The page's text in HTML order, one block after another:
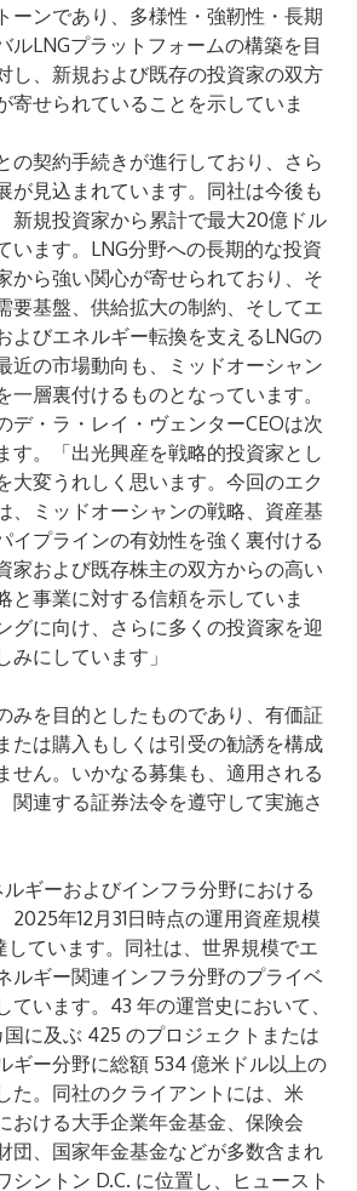
ーンであり、多様性・強靭性・長期
ルLNGプラットフォームの構築を目
し、新規および既存の投資家の双方
寄せられていることを示していま
の契約手続きが進行しており、さら
が見込まれています。同社は今後も
新規投資家から累計で最大20億ドル
います。LNG分野への長期的な投資
から強い関心が寄せられており、そ
要基盤、供給拡大の制約、そしてエ
よびエネルギー転換を支えるLNGの
近の市場動向も、ミッドオーシャン
一層裏付けるものとなっています。
デ・ラ・レイ・ヴェンターCEOは次
す。「出光興産を戦略的投資家とし
大変うれしく思います。今回のエク
、ミッドオーシャンの戦略、資産基
イプラインの有効性を強く裏付ける
家および既存株主の双方からの高い
と事業に対する信頼を示していま
グに向け、さらに多くの投資家を迎
みにしています」
みを目的としたものであり、有価証
たは購入もしくは引受の勧誘を構成
せん。いかなる募集も、適用される
関連する証券法令を遵守して実施さ
ギーおよびインフラ分野における
2025年12月31日時点の運用資産規模
ています。同社は、世界規模でエ
ルギー関連インフラ分野のプライベ
ています。43 年の運営史において、
に及ぶ 425 のプロジェクトまたは
ギー分野に総額 534 億米ドル以上の
た。同社のクライアントには、米
おける大手企業年金基金、保険会
団、国家年金基金などが多数含まれ
シントン D.C. に位置し、ヒュースト